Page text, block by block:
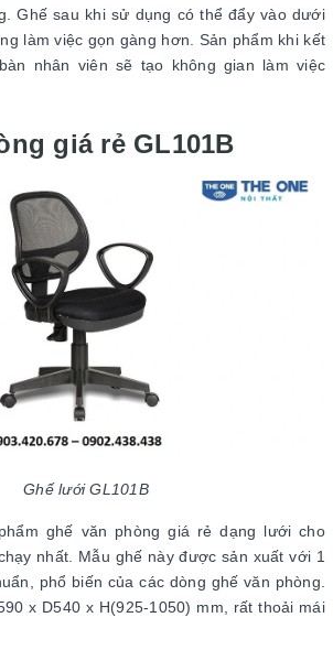
Ghế sau khi sử dụng có thể đẩy vào dưới
làm việc gọn gàng hơn. Sản phẩm khi kết
nhân viên sẽ tạo không gian làm việc
giá rẻ GL101B
Ghế lưới GL101B
ghế văn phòng giá rẻ dạng lưới cho
nhất. Mẫu ghế này được sản xuất với 1
phổ biến của các dòng ghế văn phòng.
x D540 x H(925-1050) mm, rất thoải mái